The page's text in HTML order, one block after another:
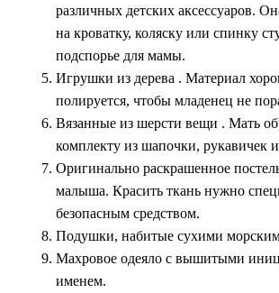
различных детских аксессуаров.
на кроватку, коляску или спинку
подспорье для мамы.
Игрушки из дерева . Материал
полируется, чтобы младенец не
Вязанные из шерсти вещи . Мать
комплекту из шапочки, рукавичек
Оригинально раскрашенное
малыша. Красить ткань нужно
безопасным средством.
Подушки, набитые сухими
Махровое одеяло с вышитыми
именем.